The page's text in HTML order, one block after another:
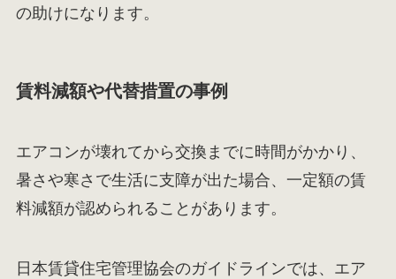
の助けになります。
賃料減額や代替措置の事例
エアコンが壊れてから交換までに時間がかかり、
暑さや寒さで生活に支障が出た場合、一定額の賃
料減額が認められることがあります。
日本賃貸住宅管理協会のガイドラインでは、エア